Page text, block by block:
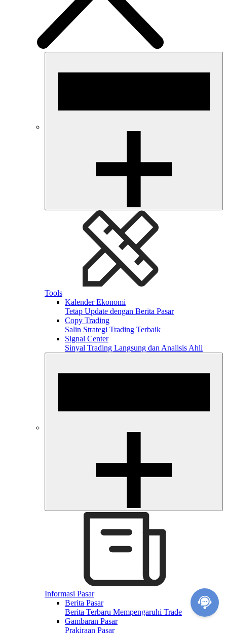
Tools
Kalender Ekonomi
Tetap Update dengan Berita Pasar
Copy Trading
Salin Strategi Trading Terbaik
Signal Center
Sinyal Trading Langsung dan Analisis Ahli
Informasi Pasar
Berita Pasar
Berita Terbaru Mempengaruhi Trade
Gambaran Pasar
Prakiraan Pasar